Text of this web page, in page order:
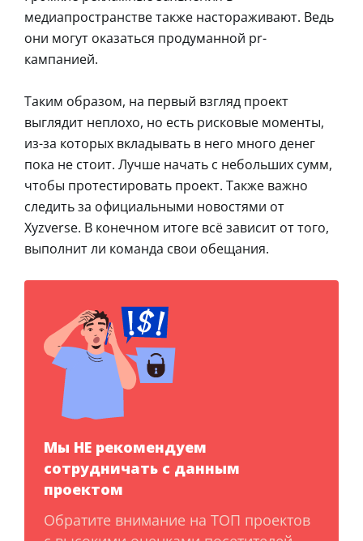
медиапространстве также настораживают. Ведь
они могут оказаться продуманной pr-
кампанией.
Таким образом, на первый взгляд проект
выглядит неплохо, но есть рисковые моменты,
из-за которых вкладывать в него много денег
пока не стоит. Лучше начать с небольших сумм,
чтобы протестировать проект. Также важно
следить за официальными новостями от
Xyzverse. В конечном итоге всё зависит от того,
выполнит ли команда свои обещания.
Мы НЕ рекомендуем
сотрудничать с данным
проектом
Обратите внимание на ТОП проектов